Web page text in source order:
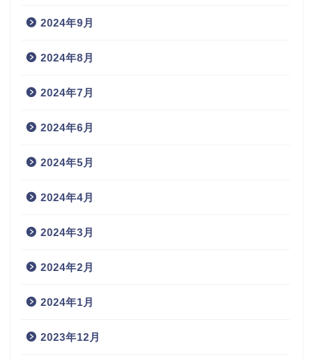
2024年9月
2024年8月
2024年7月
2024年6月
2024年5月
2024年4月
2024年3月
2024年2月
2024年1月
2023年12月